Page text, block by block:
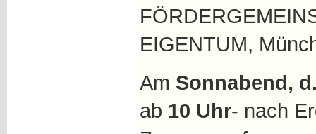
EIGENTUM,
Am Sonnabend,
ab 10 Uhr- nach